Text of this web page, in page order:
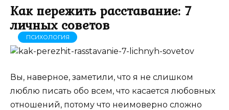
Как пережить расставание: 7
личных советов
ПСИХОЛОГИЯ
Вы, наверное, заметили, что я не слишком
люблю писать обо всем, что касается любовных
отношений, потому что неимоверно сложно